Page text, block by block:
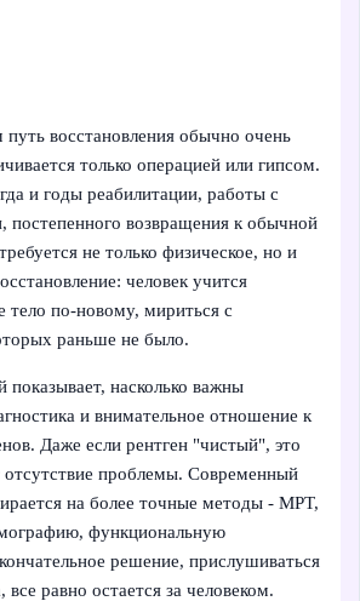
путь восстановления обычно очень
только операцией или гипсом.
и годы реабилитации, работы с
постепенного возвращения к обычной
не только физическое, но и
человек учится
тело по‑новому, мириться с
раньше не было.
насколько важны
и внимательное отношение к
Даже если рентген "чистый", это
отсутствие проблемы. Современный
на более точные методы - МРТ,
функциональную
решение, прислушиваться
все равно остается за человеком.